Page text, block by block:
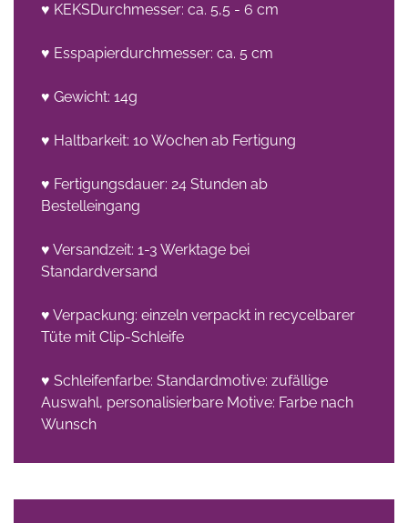
♥ KEKSDurchmesser: ca. 5,5 - 6 cm
♥ Esspapierdurchmesser: ca. 5 cm
♥ Gewicht: 14g
♥ Haltbarkeit: 10 Wochen ab Fertigung
♥ Fertigungsdauer: 24 Stunden ab
Bestelleingang
♥ Versandzeit: 1-3 Werktage bei
Standardversand
♥ Verpackung: einzeln verpackt in recycelbarer
Tüte mit Clip-Schleife
♥ Schleifenfarbe: Standardmotive: zufällige
Auswahl, personalisierbare Motive: Farbe nach
Wunsch